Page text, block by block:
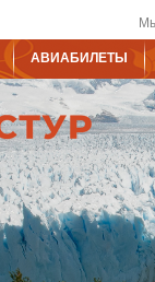
АВИАБИЛЕТЫ